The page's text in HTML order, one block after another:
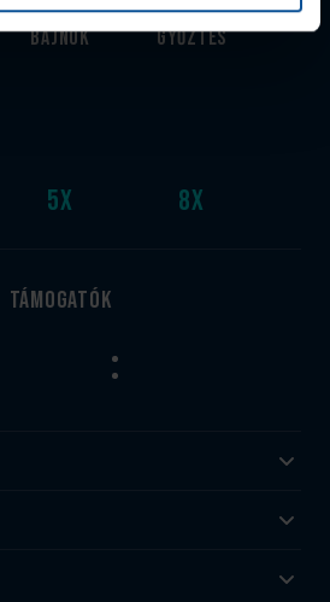
Magyar
bajnok
5x
Magyar kupa-
győztes
8x
Támogatók